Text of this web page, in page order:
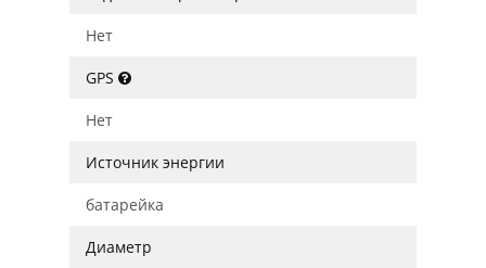
Нет
GPS
Нет
Источник энергии
батарейка
Диаметр